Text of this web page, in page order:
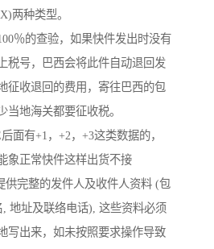
两种类型。
％的查验，如果快件发出时没有
税号，巴西会将此件自动退回发
征收退回的费用，寄往巴西的包
当地海关都要征收税。
面有+1，+2，+3这类数据的，
象正常快件这样出货不接
供完整的发件人及收件人资料 (包
地址及联络电话), 这些资料必须
写出来，如未按照要求操作导致